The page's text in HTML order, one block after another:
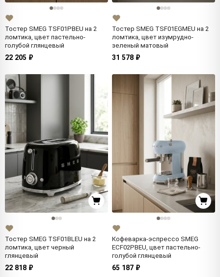
Тостер SMEG TSF01PBEU на 2
ломтика, цвет пастельно-
голубой глянцевый
22 205 ₽
Тостер SMEG TSF01EGMEU на 2
ломтика, цвет изумрудно-
зеленый матовый
31 578 ₽
Тостер SMEG TSF01BLEU на 2
ломтика, цвет черный
глянцевый
22 818 ₽
Кофеварка-эспрессо SMEG
ECF02PBEU, цвет пастельно-
голубой глянцевый
65 187 ₽